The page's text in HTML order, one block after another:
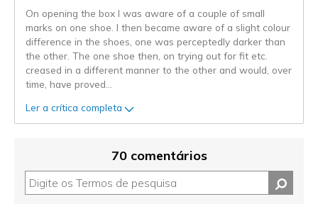
On opening the box I was aware of a couple of small
marks on one shoe. I then became aware of a slight colour
difference in the shoes, one was perceptedly darker than
the other. The one shoe then, on trying out for fit etc.
creased in a different manner to the other and would, over
time, have proved
Ler a crítica completa
70 comentários